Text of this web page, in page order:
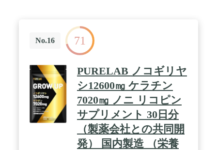
ん。※日本製 / 【お召上がり方】1日3粒を目安に、
水またはぬるま湯と一緒に噛まずにお召し上がり下
さい。【内容量】90粒
No.16 71
PURELAB ノコギリヤ
シ12600㎎ ケラチン
7020㎎ ノニ リコピン
サプリメント 30日分
（製薬会社との共同開
発） 国内製造 （栄養